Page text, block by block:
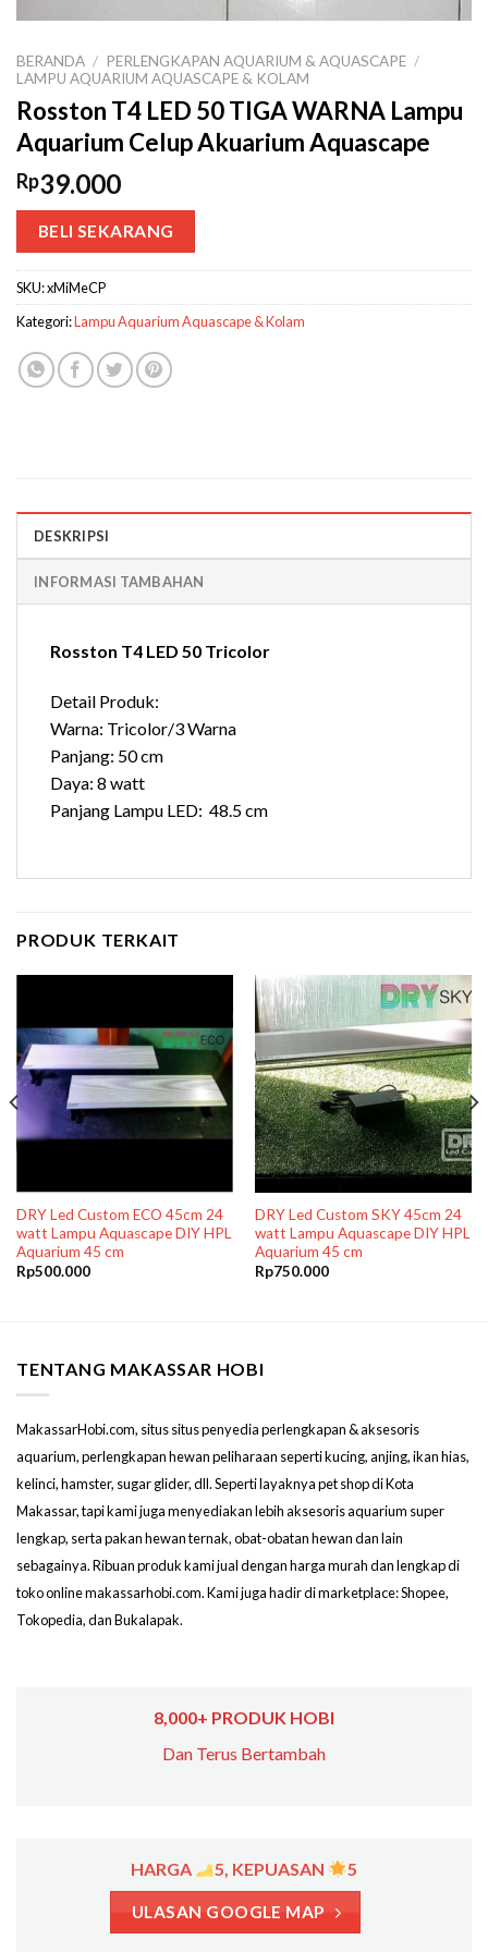
BERANDA / PERLENGKAPAN AQUARIUM & AQUASCAPE /
LAMPU AQUARIUM AQUASCAPE & KOLAM
Rosston T4 LED 50 TIGA WARNA Lampu
Aquarium Celup Akuarium Aquascape
Rp39.000
BELI SEKARANG
SKU:xMiMeCP
Kategori:Lampu Aquarium Aquascape & Kolam
DESKRIPSI
INFORMASI TAMBAHAN
Rosston T4 LED 50 Tricolor
Detail Produk:
Warna: Tricolor/3 Warna
Panjang: 50 cm
Daya: 8 watt
Panjang Lampu LED: 48.5 cm
PRODUK TERKAIT
DRY Led Custom ECO 45cm 24
watt Lampu Aquascape DIY HPL
Aquarium 45 cm
Rp500.000
DRY Led Custom SKY 45cm 24
watt Lampu Aquascape DIY HPL
Aquarium 45 cm
Rp750.000
TENTANG MAKASSAR HOBI
MakassarHobi.com, situs situs penyedia perlengkapan & aksesoris
aquarium, perlengkapan hewan peliharaan seperti kucing, anjing, ikan hias,
kelinci, hamster, sugar glider, dll. Seperti layaknya pet shop di Kota
Makassar, tapi kami juga menyediakan lebih aksesoris aquarium super
lengkap, serta pakan hewan ternak, obat-obatan hewan dan lain
sebagainya. Ribuan produk kami jual dengan harga murah dan lengkap di
toko online makassarhobi.com. Kami juga hadir di marketplace: Shopee,
Tokopedia, dan Bukalapak.
8,000+ PRODUK HOBI
Dan Terus Bertambah
HARGA 5, KEPUASAN 5
ULASAN GOOGLE MAP